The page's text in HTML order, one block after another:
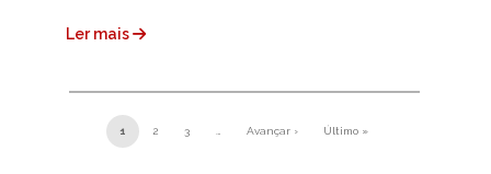
Ler mais
Paginação
1 2 3 Avançar ›
Próxima página
Último »
Última página